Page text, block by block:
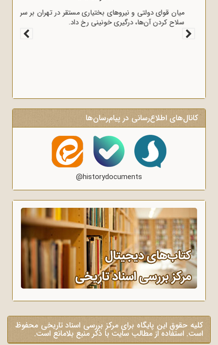
قوای انگلیس بوشهر را به اشغال خود درآوردند.
کانال‌های اطلاع‌رسانی در پیام‌رسان‌ها
@historydocuments
کلیه حقوق این پایگاه برای مرکز بررسی اسناد تاریخی محفوظ
است. استفاده از مطالب سایت با ذکر منبع بلامانع است.